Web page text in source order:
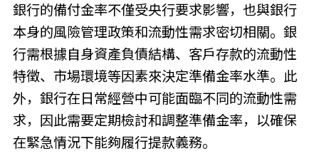
銀行的備付金率不僅受央行要求影響，也與銀行
本身的風險管理政策和流動性需求密切相關。銀
行需根據自身資產負債結構、客戶存款的流動性
特徵、市場環境等因素來決定準備金率水準。此
外，銀行在日常經營中可能面臨不同的流動性需
求，因此需要定期檢討和調整準備金率，以確保
在緊急情況下能夠履行提款義務。